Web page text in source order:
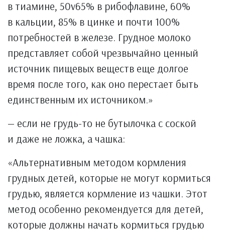
в тиамине, 50v65% в рибофлавине, 60%
в кальции, 85% в цинке и почти 100%
потребностей в железе. Грудное молоко
представляет собой чрезвычайно ценный
источник пищевых веществ еще долгое
время после того, как оно перестает быть
единственным их источником.»
— если не грудь-то не бутылочка с соской
и даже не ложка, а чашка:
«Альтернативным методом кормления
грудных детей, которые не могут кормиться
грудью, является кормление из чашки. Этот
метод особенно рекомендуется для детей,
которые должны начать кормиться грудью